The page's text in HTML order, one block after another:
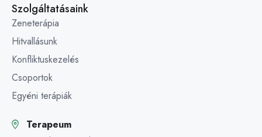
Szolgáltatásaink
Zeneterápia
Hitvallásunk
Konfliktuskezelés
Csoportok
Egyéni terápiák
Terapeum